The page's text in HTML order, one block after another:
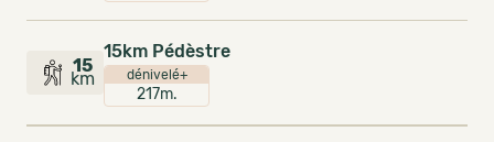
15
km
15km Pédèstre
dénivelé+
217m.